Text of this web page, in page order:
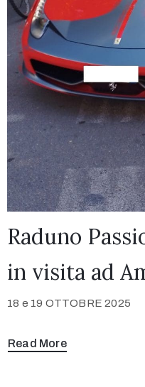
Raduno
in visita ad
18 e 19 OTTOBRE 2025
Read More